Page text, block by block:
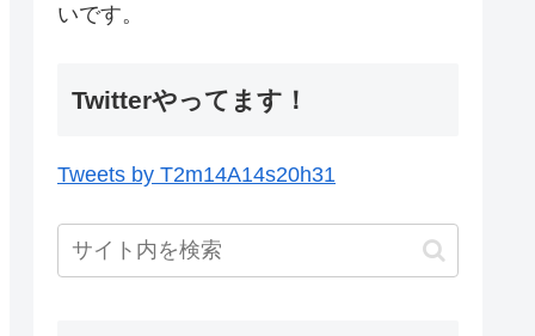
いです。
Twitterやってます！
Tweets by T2m14A14s20h31